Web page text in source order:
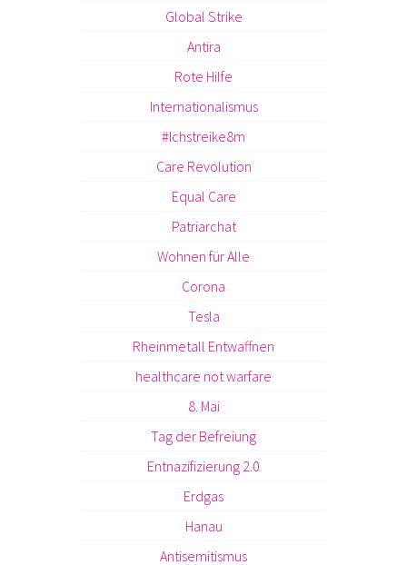
Global Strike
Antira
Rote Hilfe
Internationalismus
#Ichstreike8m
Care Revolution
Equal Care
Patriarchat
Wohnen für Alle
Corona
Tesla
Rheinmetall Entwaffnen
healthcare not warfare
8. Mai
Tag der Befreiung
Entnazifizierung 2.0
Erdgas
Hanau
Antisemitismus